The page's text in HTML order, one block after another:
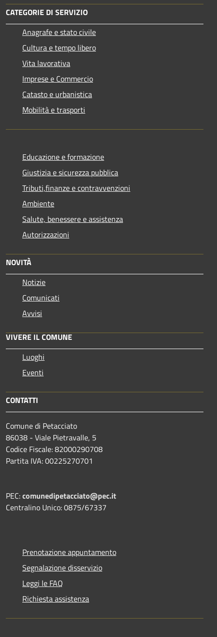
CATEGORIE DI SERVIZIO
Anagrafe e stato civile
Cultura e tempo libero
Vita lavorativa
Imprese e Commercio
Catasto e urbanistica
Mobilità e trasporti
Educazione e formazione
Giustizia e sicurezza pubblica
Tributi,finanze e contravvenzioni
Ambiente
Salute, benessere e assistenza
Autorizzazioni
NOVITÀ
Notizie
Comunicati
Avvisi
VIVERE IL COMUNE
Luoghi
Eventi
CONTATTI
Comune di Petacciato
86038 - Viale Pietravalle, 5
Codice Fiscale: 82000290708
Partita IVA: 00225270701
PEC:comunedipetacciato@pec.it
Centralino Unico: 0875/67337
Prenotazione appuntamento
Segnalazione disservizio
Leggi le FAQ
Richiesta assistenza